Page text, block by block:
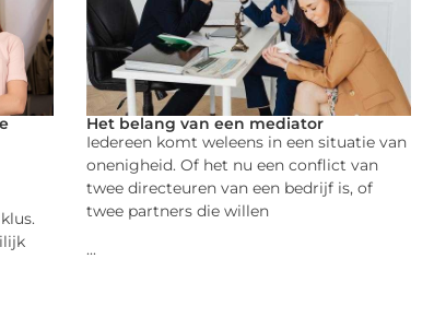
Het belang van een mediator
Iedereen komt weleens in een situatie van
onenigheid. Of het nu een conflict van
twee directeuren van een bedrijf is, of
twee partners die willen
...